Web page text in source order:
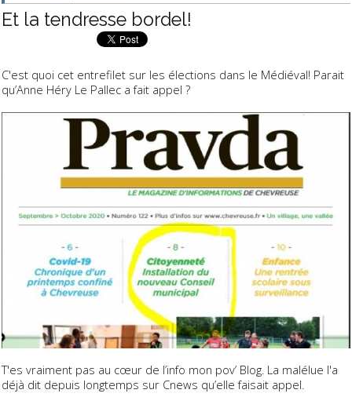
Et la tendresse bordel!
C'est quoi cet entrefilet sur les élections dans le Médiéval! Parait
qu’Anne Héry Le Pallec a fait appel ?
T'es vraiment pas au cœur de l’info mon pov’ Blog. La malélue l'a
déjà dit depuis longtemps sur Cnews qu’elle faisait appel.